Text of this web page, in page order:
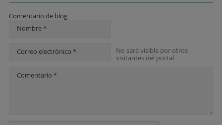
Comentario de blog
Nombre *
Correo electrónico *
No será visible por otros
visitantes del portal
Comentario *